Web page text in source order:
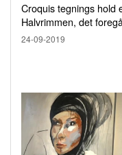
Croquis tegnings hold
Halvrimmen, det
24-09-2019